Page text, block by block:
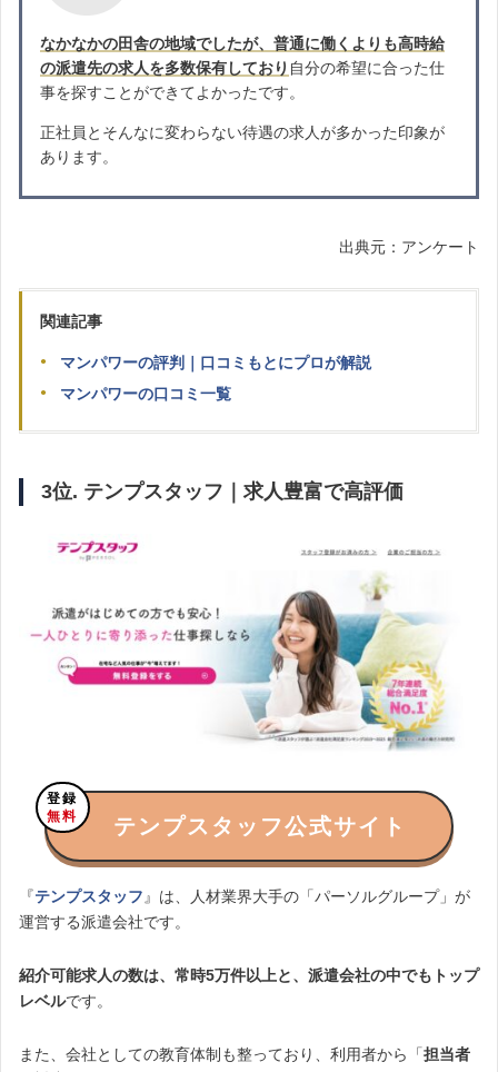
なかなかの田舎の地域でしたが、普通に働くよりも高時給
の派遣先の求人を多数保有しており 自分の希望に合った仕
事を探すことができてよかったです。
正社員とそんなに変わらない待遇の求人が多かった印象が
あります。
出典元：アンケート
関連記事
マンパワーの評判｜口コミもとにプロが解説
マンパワーの口コミ一覧
3位. テンプスタッフ｜求人豊富で高評価
登録
無料
テンプスタッフ公式サイト
『テンプスタッフ 』は、人材業界大手の「パーソルグループ」が
運営する派遣会社です。
紹介可能求人の数は、常時5万件以上と、派遣会社の中でもトップ
レベルです。
また、会社としての教育体制も整っており、利用者から「担当者